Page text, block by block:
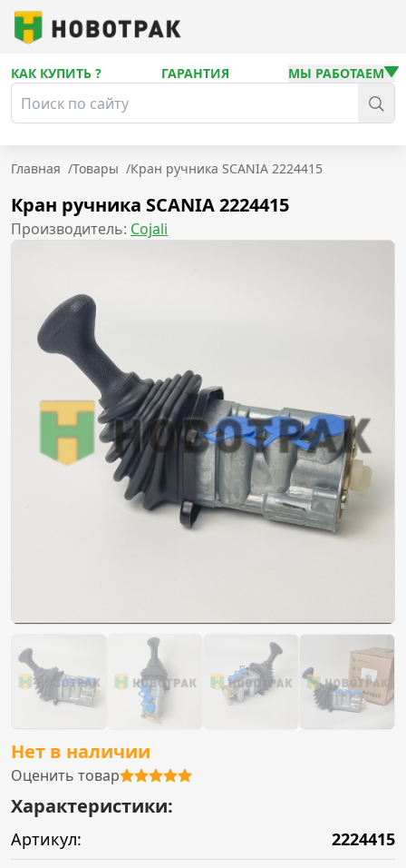
КАК КУПИТЬ ? ГАРАНТИЯ МЫ РАБОТАЕМ
Главная /Товары /Кран ручника SCANIA 2224415
Кран ручника SCANIA 2224415
Производитель: Cojali
Нет в наличии
Оценить товар
Характеристики:
Артикул:
2224415